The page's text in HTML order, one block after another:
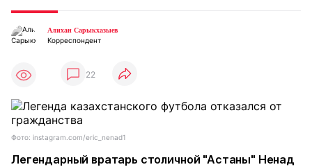
Алихан Сарыкхазыев
Корреспондент
22
Фото: instagram.com/eric_nenad1
Легендарный вратарь столичной "Астаны" Ненад